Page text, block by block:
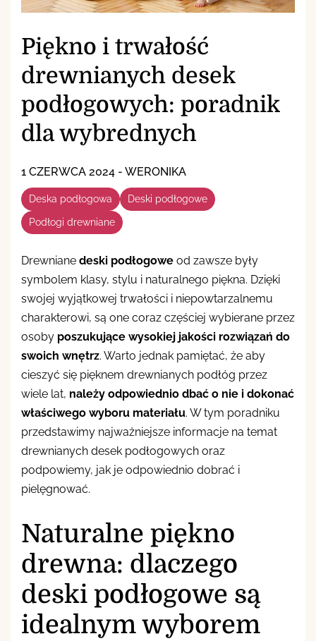
Piękno i trwałość
drewnianych desek
podłogowych: poradnik
dla wybrednych
1 CZERWCA 2024 - WERONIKA
Deska podłogowa Deski podłogowe
Podłogi drewniane
Drewniane deski podłogowe od zawsze były
symbolem klasy, stylu i naturalnego piękna. Dzięki
swojej wyjątkowej trwałości i niepowtarzalnemu
charakterowi, są one coraz częściej wybierane przez
osoby poszukujące wysokiej jakości rozwiązań do
swoich wnętrz. Warto jednak pamiętać, że aby
cieszyć się pięknem drewnianych podłóg przez
wiele lat, należy odpowiednio dbać o nie i dokonać
właściwego wyboru materiału. W tym poradniku
przedstawimy najważniejsze informacje na temat
drewnianych desek podłogowych oraz
podpowiemy, jak je odpowiednio dobrać i
pielęgnować.
Naturalne piękno
drewna: dlaczego
deski podłogowe są
idealnym wyborem